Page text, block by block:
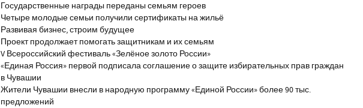
Государственные награды переданы семьям героев
Четыре молодые семьи получили сертификаты на жильё
Развивая бизнес, строим будущее
Проект продолжает помогать защитникам и их семьям
V Всероссийский фестиваль «Зелёное золото России»
«Единая Россия» первой подписала соглашение о защите избирательных прав граждан
в Чувашии
Жители Чувашии внесли в народную программу «Единой России» более 90 тыс.
предложений